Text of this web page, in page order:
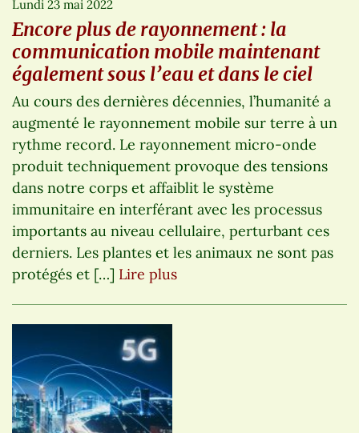
Lundi 23 mai 2022
Encore plus de rayonnement : la
communication mobile maintenant
également sous l’eau et dans le ciel
Au cours des dernières décennies, l’humanité a
augmenté le rayonnement mobile sur terre à un
rythme record. Le rayonnement micro-onde
produit techniquement provoque des tensions
dans notre corps et affaiblit le système
immunitaire en interférant avec les processus
importants au niveau cellulaire, perturbant ces
derniers. Les plantes et les animaux ne sont pas
protégés et […] Lire plus